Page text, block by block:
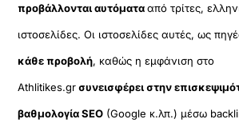
προβάλλονται αυτόματααπό τρίτες,
ιστοσελίδες. Οι ιστοσελίδες αυτές, ως
κάθε προβολή, καθώς η εμφάνιση στο
Athlitikes.grσυνεισφέρει στην
βαθμολογία SEO (Google κ.λπ.) μέσω